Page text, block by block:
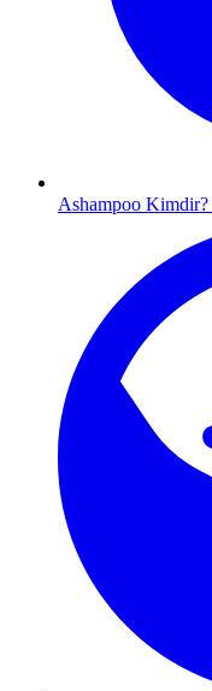
Ashampoo Kimdir?